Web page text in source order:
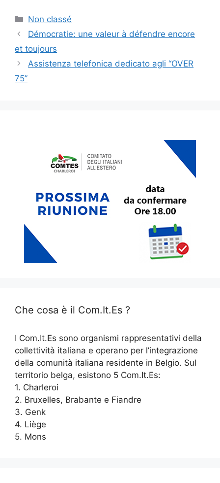
Catégories
Non classé
Navigation
des
articles
Démocratie: une valeur à défendre encore
et toujours
Assistenza telefonica dedicato agli “OVER
75”
Che cosa è il Com.It.Es ?
I Com.It.Es sono organismi rappresentativi della
collettività italiana e operano per l’integrazione
della comunità italiana residente in Belgio. Sul
territorio belga, esistono 5 Com.It.Es:
1. Charleroi
2. Bruxelles, Brabante e Fiandre
3. Genk
4. Liège
5. Mons